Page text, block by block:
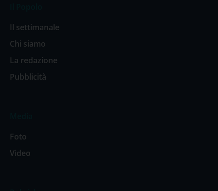
Il settimanale
Chi siamo
La redazione
Pubblicità
Foto
Video